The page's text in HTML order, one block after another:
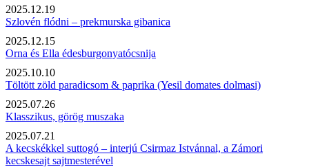
2025.12.19
Szlovén flódni – prekmurska gibanica
2025.12.15
Orna és Ella édesburgonyatócsnija
2025.10.10
Töltött zöld paradicsom & paprika (Yesil domates dolmasi)
2025.07.26
Klasszikus, görög muszaka
2025.07.21
A kecskékkel suttogó – interjú Csirmaz Istvánnal, a Zámori
kecskesajt sajtmesterével